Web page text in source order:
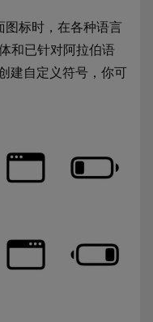
图标时，在各种语言
和已针对阿拉伯语
建自定义符号，你可